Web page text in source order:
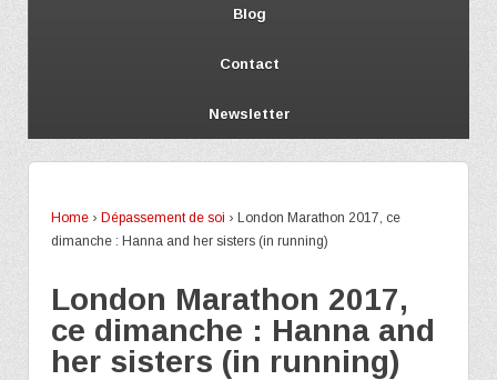
Blog
Contact
Newsletter
Home › Dépassement de soi › London Marathon 2017, ce
dimanche : Hanna and her sisters (in running)
London Marathon 2017,
ce dimanche : Hanna and
her sisters (in running)